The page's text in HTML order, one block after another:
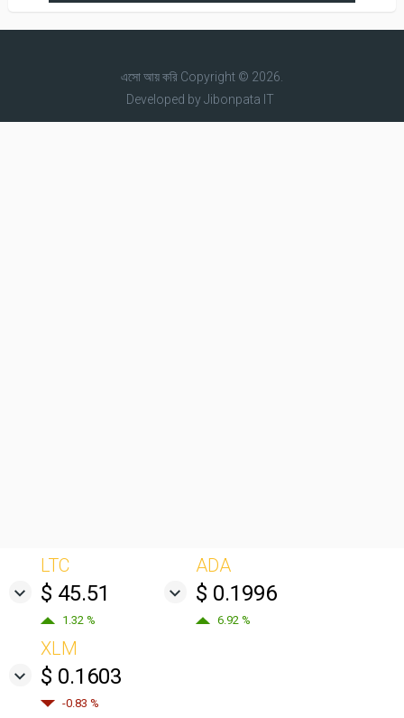
এসো আয় করিCopyright © 2026.
Developed byJibonpata IT
LTC
$ 45.51
1.32 %
ADA
$ 0.1996
6.92 %
XLM
$ 0.1603
-0.83 %